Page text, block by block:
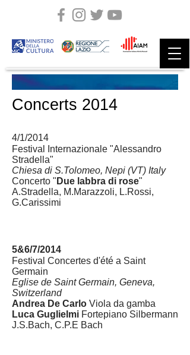
Concerts 2014
4/1/2014
Festival Internazionale "Alessandro
Stradella"
Chiesa di S.Tolomeo, Nepi (VT) Italy
Concerto " Due labbra di rose"
A.Stradella, M.Marazzoli, L.Rossi,
G.Carissimi
5&6/7/2014
Festival Concertes d'été a Saint
Germain
Eglise de Saint Germain, Geneva,
Switzerland
Andrea De Carlo Viola da gamba
Luca Guglielmi Fortepiano Silbermann
J.S.Bach, C.P.E Bach